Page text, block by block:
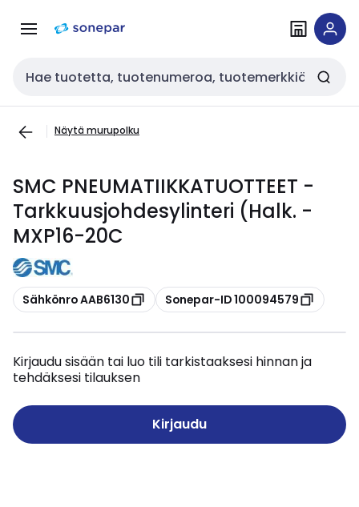
navigointiinsisältöön
Haku
Näytä murupolku
SMC PNEUMATIIKKATUOTTEET -
Tarkkuusjohdesylinteri (Halk. -
MXP16-20C
Kopioi
Sähkönro AAB6130 Kopioi
Sonepar-ID 100094579
Kirjaudu sisään tai luo tili tarkistaaksesi hinnan ja
tehdäksesi tilauksen
Kirjaudu